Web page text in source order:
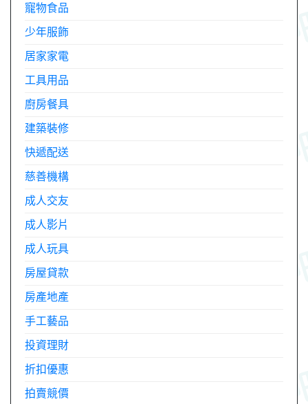
寵物食品
少年服飾
居家家電
工具用品
廚房餐具
建築裝修
快遞配送
慈善機構
成人交友
成人影片
成人玩具
房屋貸款
房產地產
手工藝品
投資理財
折扣優惠
拍賣競價